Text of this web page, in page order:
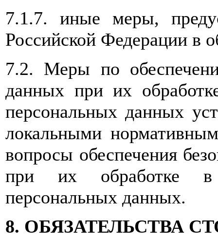
7.1.7. иные меры,
Российской Федерации в
7.2. Меры по
данных при их
персональных данных
локальными
вопросы обеспечения
при их обработке в
персональных данных.
8. ОБЯЗАТЕЛЬСТВА